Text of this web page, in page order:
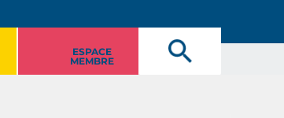
ESPACE
MEMBRE